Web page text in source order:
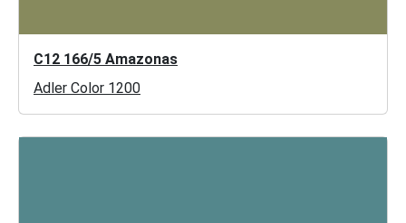
C12 166/5 Amazonas
Adler Color 1200